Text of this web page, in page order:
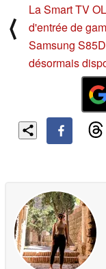
⟨
La Smart TV
d'entrée de
Samsung
désormais